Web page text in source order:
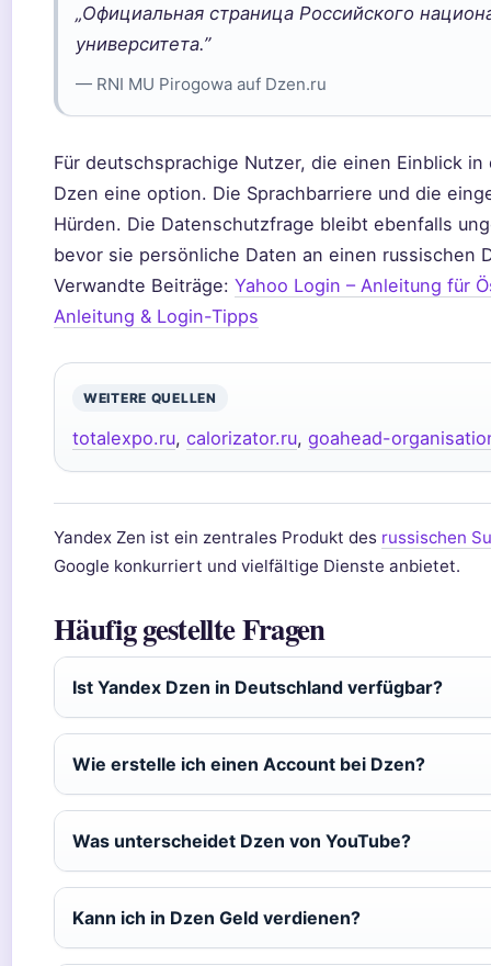
„Официальная страница Российского
университета.”
— RNI MU Pirogowa auf Dzen.ru
Für deutschsprachige Nutzer, die einen Einblick
Dzen eine option. Die Sprachbarriere und die
Hürden. Die Datenschutzfrage bleibt ebenfalls
bevor sie persönliche Daten an einen russischen
Verwandte Beiträge: Yahoo Login – Anleitung für
Anleitung & Login-Tipps
WEITERE QUELLEN
totalexpo.ru, calorizator.ru, goahead-
Yandex Zen ist ein zentrales Produkt des russischen
Google konkurriert und vielfältige Dienste anbietet.
Häufig gestellte Fragen
Ist Yandex Dzen in Deutschland verfügbar?
Wie erstelle ich einen Account bei Dzen?
Was unterscheidet Dzen von YouTube?
Kann ich in Dzen Geld verdienen?